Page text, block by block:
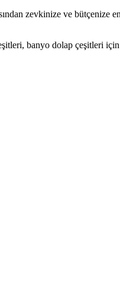
zevkinize ve bütçenize en
banyo dolap çeşitleri